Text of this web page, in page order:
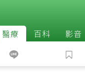
醫療 百科 影音